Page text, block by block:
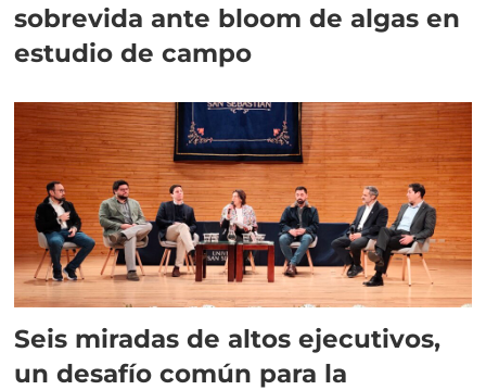
sobrevida ante bloom de algas en
estudio de campo
Seis miradas de altos ejecutivos,
un desafío común para la